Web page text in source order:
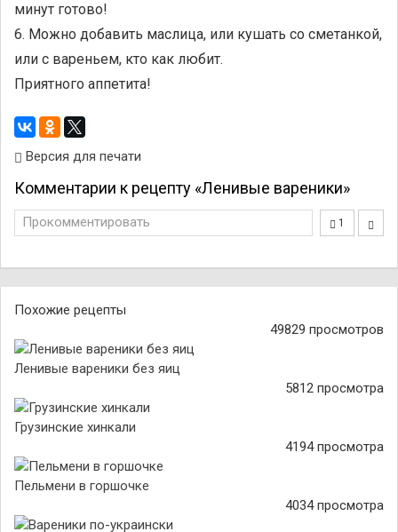
минут готово!
6. Можно добавить маслица, или кушать со сметанкой,
или с вареньем, кто как любит.
Приятного аппетита!
Версия для печати
Комментарии к рецепту «Ленивые вареники»
1
Прокомментировать
Похожие рецепты
49829 просмотров
Ленивые вареники без яиц
5812 просмотра
Грузинские хинкали
4194 просмотра
Пельмени в горшочке
4034 просмотра